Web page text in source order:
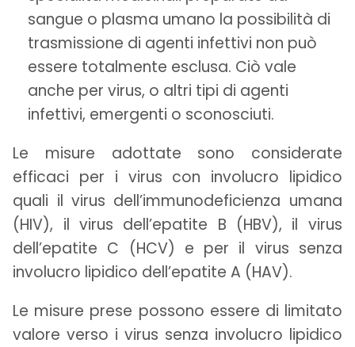
sangue o plasma umano la possibilità di
trasmissione di agenti infettivi non può
essere totalmente esclusa. Ciò vale
anche per virus, o altri tipi di agenti
infettivi, emergenti o sconosciuti.
Le misure adottate sono considerate
efficaci per i virus con involucro lipidico
quali il virus dell’immunodeficienza umana
(HIV), il virus dell’epatite B (HBV), il virus
dell’epatite C (HCV) e per il virus senza
involucro lipidico dell’epatite A (HAV).
Le misure prese possono essere di limitato
valore verso i virus senza involucro lipidico